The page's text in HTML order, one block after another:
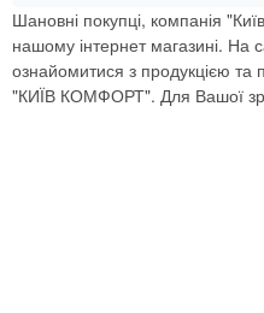
Шановні покупці, компанія
нашому інтернет магазині. На
ознайомитися з продукцією
"КИЇВ КОМФОРТ". Для Вашої